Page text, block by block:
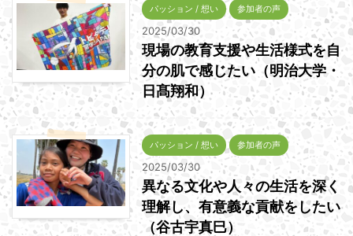
パッション / 想い 参加者の声
2025/03/30
現場の教育支援や生活様式を自
分の肌で感じたい（明治大学・
日髙翔和）
パッション / 想い 参加者の声
2025/03/30
異なる文化や人々の生活を深く
理解し、有意義な貢献をしたい
（谷古宇真巳）